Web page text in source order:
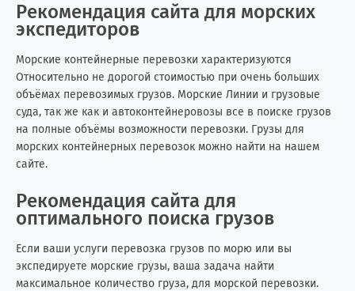
Рекомендация сайта для морских
экспедиторов
Морские контейнерные перевозки характеризуются
Относительно не дорогой стоимостью при очень больших
объёмах перевозимых грузов. Морские Линии и грузовые
суда, так же как и автоконтейнеровозы все в поиске грузов
на полные объёмы возможности перевозки. Грузы для
морских контейнерных перевозок можно найти на нашем
сайте.
Рекомендация сайта для
оптимального поиска грузов
Если ваши услуги перевозка грузов по морю или вы
экспедируете морские грузы, ваша задача найти
максимальное количество груза, для морской перевозки.